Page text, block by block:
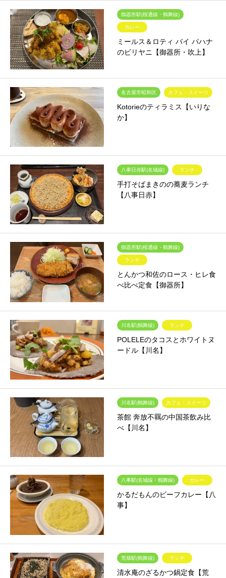
御器所駅(桜通線・鶴舞線)
カレー
ミールス＆ロティ バイ パハナ
のビリヤニ【御器所・吹上】
名古屋市昭和区 カフェ・スイーツ
Kotorieのティラミス【いりな
か】
八事日赤駅(名城線) ランチ
手打そばまきのの蕎麦ランチ
【八事日赤】
御器所駅(桜通線・鶴舞線)
ランチ
とんかつ和佐のロース・ヒレ食
べ比べ定食【御器所】
川名駅(鶴舞線) ランチ
POLELEのタコスとホワイトヌ
ードル【川名】
川名駅(鶴舞線) カフェ・スイーツ
茶館 奔放不羈の中国茶飲み比
べ【川名】
八事駅(名城線・鶴舞線) カレー
かるだもんのビーフカレー【八
事】
荒畑駅(鶴舞線) ランチ
清水庵のざるかつ鍋定食【荒